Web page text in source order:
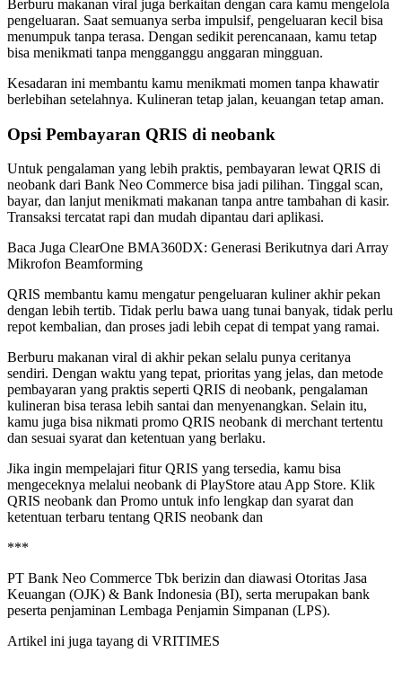
Berburu makanan viral juga berkaitan dengan cara kamu mengelola
pengeluaran. Saat semuanya serba impulsif, pengeluaran kecil bisa
menumpuk tanpa terasa. Dengan sedikit perencanaan, kamu tetap
bisa menikmati tanpa mengganggu anggaran mingguan.
Kesadaran ini membantu kamu menikmati momen tanpa khawatir
berlebihan setelahnya. Kulineran tetap jalan, keuangan tetap aman.
Opsi Pembayaran QRIS di neobank
Untuk pengalaman yang lebih praktis, pembayaran lewat QRIS di
neobank dari Bank Neo Commerce bisa jadi pilihan. Tinggal scan,
bayar, dan lanjut menikmati makanan tanpa antre tambahan di kasir.
Transaksi tercatat rapi dan mudah dipantau dari aplikasi.
Baca Juga ClearOne BMA360DX: Generasi Berikutnya dari Array
Mikrofon Beamforming
QRIS membantu kamu mengatur pengeluaran kuliner akhir pekan
dengan lebih tertib. Tidak perlu bawa uang tunai banyak, tidak perlu
repot kembalian, dan proses jadi lebih cepat di tempat yang ramai.
Berburu makanan viral di akhir pekan selalu punya ceritanya
sendiri. Dengan waktu yang tepat, prioritas yang jelas, dan metode
pembayaran yang praktis seperti QRIS di neobank, pengalaman
kulineran bisa terasa lebih santai dan menyenangkan. Selain itu,
kamu juga bisa nikmati promo QRIS neobank di merchant tertentu
dan sesuai syarat dan ketentuan yang berlaku.
Jika ingin mempelajari fitur QRIS yang tersedia, kamu bisa
mengeceknya melalui neobank di PlayStore atau App Store. Klik
QRIS neobank dan Promo untuk info lengkap dan syarat dan
ketentuan terbaru tentang QRIS neobank dan
***
PT Bank Neo Commerce Tbk berizin dan diawasi Otoritas Jasa
Keuangan (OJK) & Bank Indonesia (BI), serta merupakan bank
peserta penjaminan Lembaga Penjamin Simpanan (LPS).
Artikel ini juga tayang di VRITIMES